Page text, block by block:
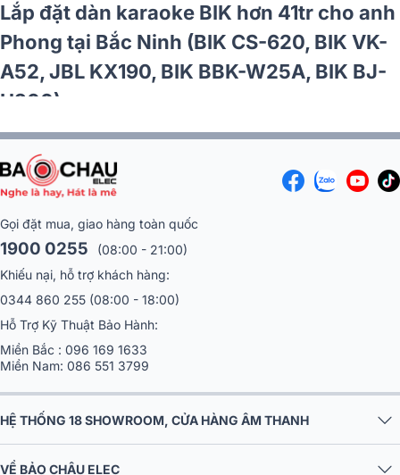
Lắp đặt dàn karaoke BIK hơn 41tr cho anh
Phong tại Bắc Ninh (BIK CS-620, BIK VK-
A52, JBL KX190, BIK BBK-W25A, BIK BJ-
U200)
Gọi đặt mua, giao hàng toàn quốc
1900 0255
(08:00 - 21:00)
Khiếu nại, hỗ trợ khách hàng:
0344 860 255 (08:00 - 18:00)
Hỗ Trợ Kỹ Thuật Bảo Hành:
Miền Bắc : 096 169 1633
Miền Nam: 086 551 3799
HỆ THỐNG 18 SHOWROOM, CỬA HÀNG ÂM THANH
VỀ BẢO CHÂU ELEC